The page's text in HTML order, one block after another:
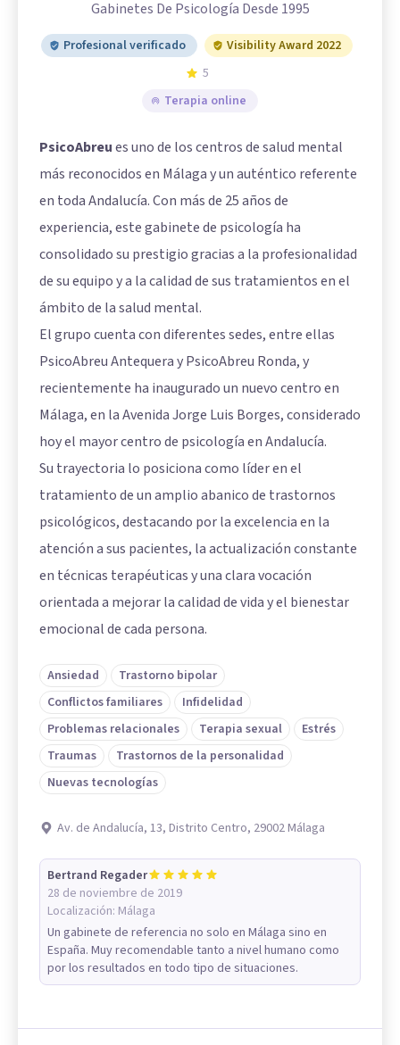
Gabinetes De Psicología Desde 1995
Profesional verificado
Visibility Award 2022
5
Terapia online
PsicoAbreues uno de los centros de salud mental
más reconocidos en Málaga y un auténtico referente
en toda Andalucía. Con más de 25 años de
experiencia, este gabinete de psicología ha
consolidado su prestigio gracias a la profesionalidad
de su equipo y a la calidad de sus tratamientos en el
ámbito de la salud mental.
El grupo cuenta con diferentes sedes, entre ellas
PsicoAbreu Antequera y PsicoAbreu Ronda, y
recientemente ha inaugurado un nuevo centro en
Málaga, en la Avenida Jorge Luis Borges, considerado
hoy el mayor centro de psicología en Andalucía.
Su trayectoria lo posiciona como líder en el
tratamiento de un amplio abanico de trastornos
psicológicos, destacando por la excelencia en la
atención a sus pacientes, la actualización constante
en técnicas terapéuticas y una clara vocación
orientada a mejorar la calidad de vida y el bienestar
emocional de cada persona.
Ansiedad
Trastorno bipolar
Conflictos familiares
Infidelidad
Problemas relacionales
Terapia sexual
Estrés
Traumas
Trastornos de la personalidad
Nuevas tecnologías
Av. de Andalucía, 13, Distrito Centro, 29002 Málaga
Bertrand Regader
28 de noviembre de 2019
Localización: Málaga
Un gabinete de referencia no solo en Málaga sino en
España. Muy recomendable tanto a nivel humano como
por los resultados en todo tipo de situaciones.